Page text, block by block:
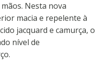
Nesta nova
macia e repelente à
jacquard e camurça, o
nível de